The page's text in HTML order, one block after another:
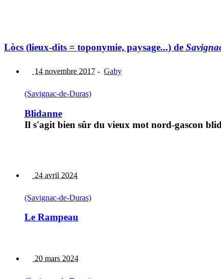
Lòcs (lieux-dits = toponymie, paysage...) de
14 novembre 2017 - Gaby
(Savignac-de-Duras)
Blidanne
Il s'agit bien sûr du vieux mot nord-gascon
24 avril 2024
(Savignac-de-Duras)
Le Rampeau
20 mars 2024